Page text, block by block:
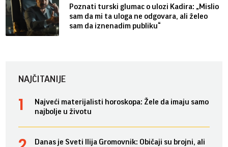
Poznati turski glumac o ulozi Kadira: „Mislio
sam da mi ta uloga ne odgovara, ali želeo
sam da iznenadim publiku“
NAJČITANIJE
Najveći materijalisti horoskopa: Žele da imaju samo
najbolje u životu
Danas je Sveti Ilija Gromovnik: Običaji su brojni, ali